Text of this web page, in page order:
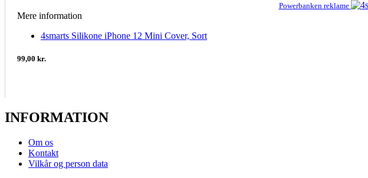
Powerbanken reklame
Mere information
4smarts Silikone iPhone 12 Mini Cover, Sort
99,00 kr.
INFORMATION
Om os
Kontakt
Vilkår og person data